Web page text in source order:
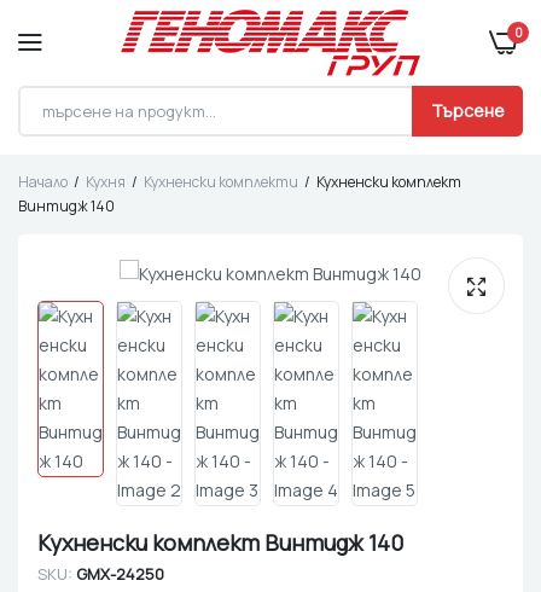
0
Търсене
Начало Кухня Кухненски комплекти
Кухненски комплект
Винтидж 140
Кухненски комплект Винтидж 140
SKU: GMX-24250